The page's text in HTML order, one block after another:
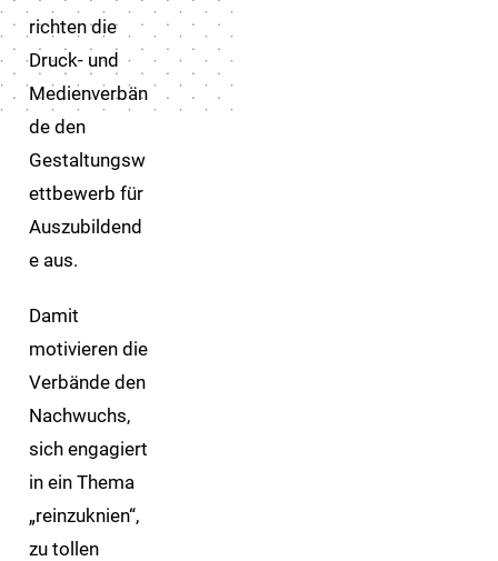
richten die
Druck- und
Medienverbän
de den
Gestaltungsw
ettbewerb für
Auszubildend
e aus.
Damit
motivieren die
Verbände den
Nachwuchs,
sich engagiert
in ein Thema
„reinzuknien“,
zu tollen